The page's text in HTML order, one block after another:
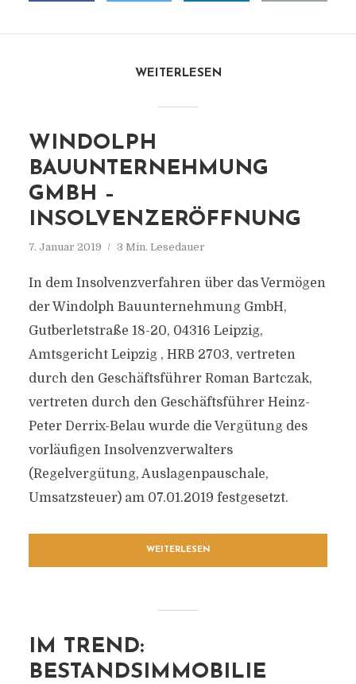
WEITERLESEN
WINDOLPH
BAUUNTERNEHMUNG
GMBH –
INSOLVENZERÖFFNUNG
7. Januar 2019 3 Min. Lesedauer
In dem Insolvenzverfahren über das Vermögen
der Windolph Bauunternehmung GmbH,
Gutberletstraße 18-20, 04316 Leipzig,
Amtsgericht Leipzig , HRB 2703, vertreten
durch den Geschäftsführer Roman Bartczak,
vertreten durch den Geschäftsführer Heinz-
Peter Derrix-Belau wurde die Vergütung des
vorläufigen Insolvenzverwalters
(Regelvergütung, Auslagenpauschale,
Umsatzsteuer) am 07.01.2019 festgesetzt.
WEITERLESEN
IM TREND:
BESTANDSIMMOBILIE